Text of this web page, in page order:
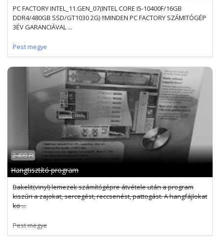
PC FACTORY INTEL_11.GEN_07(INTEL CORE I5-10400F/16GB
DDR4/480GB SSD/GT1030 2G) !!MINDEN PC FACTORY SZÁMITÓGÉP
3ÉV GARANCIÁVAL ...
Pest megye
2 499 Ft
Hangtisztító program
Bakelit(vinyl) lemezek számítógépre átvétele után a program
kiszűri a zajokat, sercegést, reccsenést, pattogást. A hangfájlokat
ko ...
Pest megye